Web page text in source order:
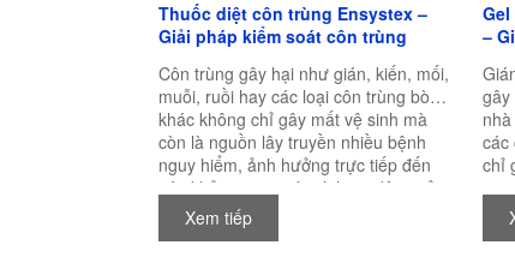
Thuốc diệt côn trùng Ensystex –
Giải pháp kiểm soát côn trùng
chuyên nghiệp, hiệu quả lâu dài
Côn trùng gây hại như gián, kiến, mối,
muỗi, ruồi hay các loại côn trùng bò
khác không chỉ gây mất vệ sinh mà
còn là nguồn lây truyền nhiều bệnh
nguy hiểm, ảnh hưởng trực tiếp đến
sức khỏe con người và hoạt động sản
xuất kinh doanh. Chính vì vậy, việc lựa
chọn một loại thuốc diệt côn trùng chất
Xem tiếp
–
gây
các
chỉ